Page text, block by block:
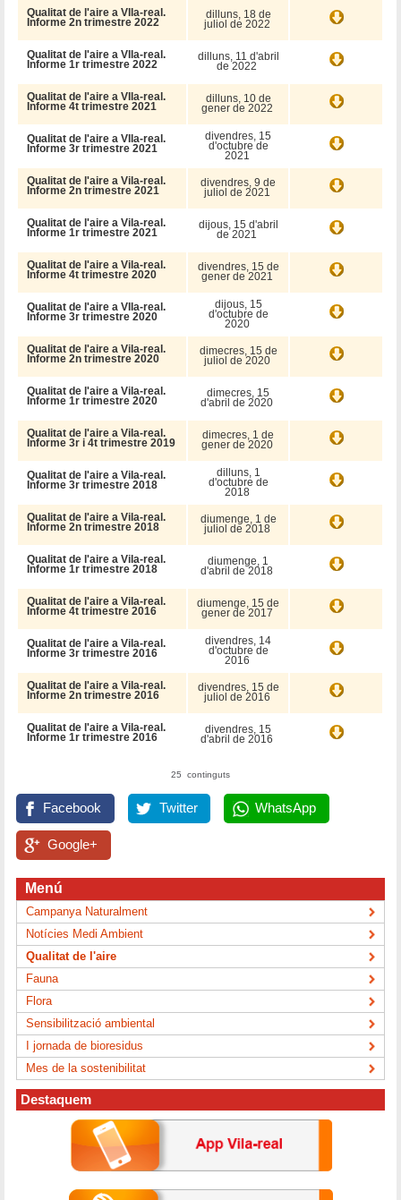
Qualitat de l'aire a VIla-real.
Informe 2n trimestre 2022
dilluns, 18 de
juliol de 2022
Qualitat de l'aire a VIla-real.
Informe 1r trimestre 2022
dilluns, 11 d'abril
de 2022
Qualitat de l'aire a VIla-real.
Informe 4t trimestre 2021
dilluns, 10 de
gener de 2022
Qualitat de l'aire a VIla-real.
Informe 3r trimestre 2021
divendres, 15
d'octubre de
2021
Qualitat de l'aire a Vila-real.
Informe 2n trimestre 2021
divendres, 9 de
juliol de 2021
Qualitat de l'aire a Vila-real.
Informe 1r trimestre 2021
dijous, 15 d'abril
de 2021
Qualitat de l'aire a Vila-real.
Informe 4t trimestre 2020
divendres, 15 de
gener de 2021
Qualitat de l'aire a VIla-real.
Informe 3r trimestre 2020
dijous, 15
d'octubre de
2020
Qualitat de l'aire a Vila-real.
Informe 2n trimestre 2020
dimecres, 15 de
juliol de 2020
Qualitat de l'aire a Vila-real.
Informe 1r trimestre 2020
dimecres, 15
d'abril de 2020
Qualitat de l'aire a Vila-real.
Informe 3r i 4t trimestre 2019
dimecres, 1 de
gener de 2020
Qualitat de l'aire a Vila-real.
Informe 3r trimestre 2018
dilluns, 1
d'octubre de
2018
Qualitat de l'aire a Vila-real.
Informe 2n trimestre 2018
diumenge, 1 de
juliol de 2018
Qualitat de l'aire a Vila-real.
Informe 1r trimestre 2018
diumenge, 1
d'abril de 2018
Qualitat de l'aire a Vila-real.
Informe 4t trimestre 2016
diumenge, 15 de
gener de 2017
Qualitat de l'aire a Vila-real.
Informe 3r trimestre 2016
divendres, 14
d'octubre de
2016
Qualitat de l'aire a Vila-real.
Informe 2n trimestre 2016
divendres, 15 de
juliol de 2016
Qualitat de l'aire a Vila-real.
Informe 1r trimestre 2016
divendres, 15
d'abril de 2016
25 continguts
Facebook Twitter WhatsApp
Google+
Menú
Campanya Naturalment
Notícies Medi Ambient
Qualitat de l'aire
Fauna
Flora
Sensibilització ambiental
I jornada de bioresidus
Mes de la sostenibilitat
Destaquem